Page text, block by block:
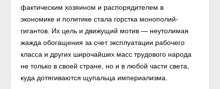
фактическим хозяином и распорядителем в
экономике и политике стала горстка монополий-
гигантов. Их цель и движущий мотив — неутолимая
жажда обогащения за счет эксплуатации рабочего
класса и других широчайших масс трудового народа
не только в своей стране, но и в любой части света,
куда дотягиваются щупальца империализма.